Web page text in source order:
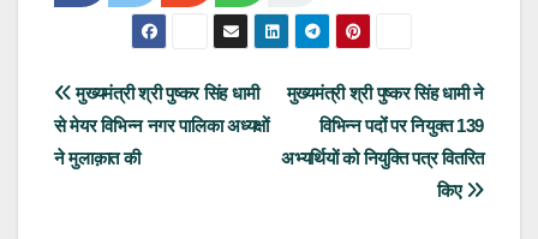
Post
navigation
मुख्यमंत्री श्री पुष्कर सिंह धामी ने
विभिन्न पदोंं पर नियुक्त 139
अभ्यर्थियों को नियुक्ति पत्र वितरित
किए
मुख्यमंत्री श्री पुष्कर सिंह धामी
से मेयर विभिन्न नगर पालिका अध्यक्षों
ने मुलाक़ात की